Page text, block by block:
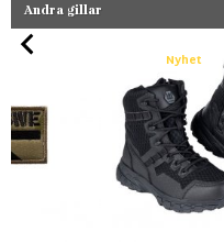
Andra gillar
Nyhet